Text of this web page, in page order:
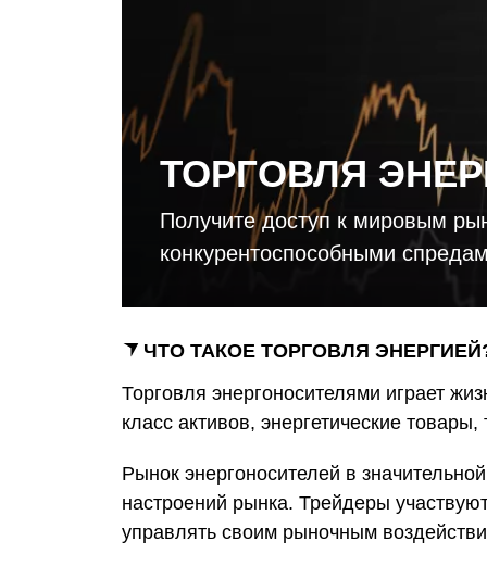
ТОРГОВЛЯ
Получите доступ к мировым
конкурентоспособными
ЧТО ТАКОЕ ТОРГОВЛЯ
Торговля энергоносителями играет
класс активов, энергетические
Рынок энергоносителей в
настроений рынка. Трейдеры
управлять своим рыночным